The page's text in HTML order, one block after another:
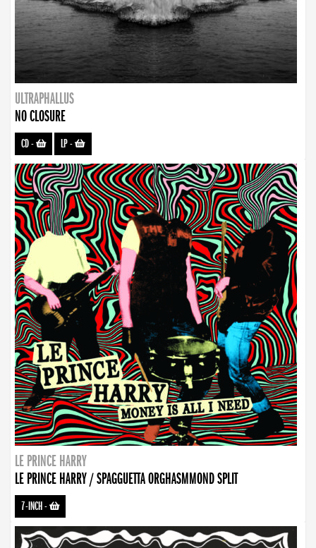
ULTRAPHALLUS
NO CLOSURE
CD- LP-
LE PRINCE HARRY
LE PRINCE HARRY / SPAGGUETTA ORGHASMMOND SPLIT
7-INCH-